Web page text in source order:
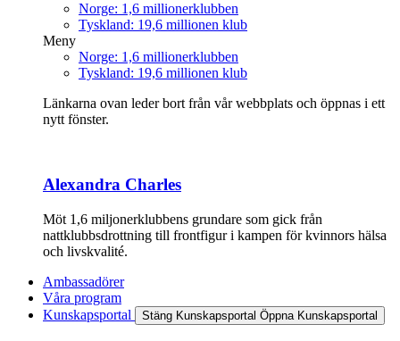
Norge: 1,6 millionerklubben
Tyskland: 19,6 millionen klub
Meny
Norge: 1,6 millionerklubben
Tyskland: 19,6 millionen klub
Länkarna ovan leder bort från vår webbplats och öppnas i ett
nytt fönster.
Alexandra Charles
Möt 1,6 miljonerklubbens grundare som gick från
nattklubbsdrottning till frontfigur i kampen för kvinnors hälsa
och livskvalité.
Ambassadörer
Våra program
Kunskapsportal
Stäng Kunskapsportal Öppna Kunskapsportal